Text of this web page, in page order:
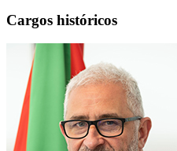
Cargos históricos